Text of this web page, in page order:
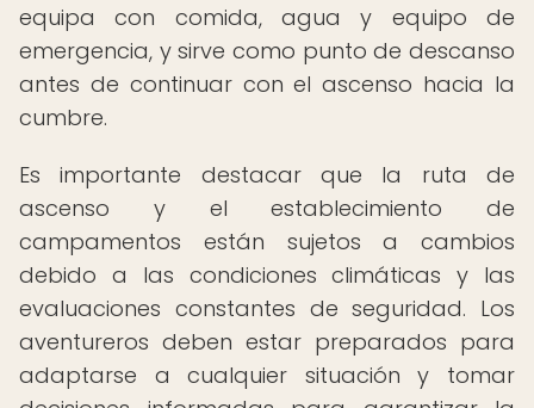
equipa con comida, agua y equipo de
emergencia, y sirve como punto de descanso
antes de continuar con el ascenso hacia la
cumbre.
Es importante destacar que la ruta de
ascenso y el establecimiento de
campamentos están sujetos a cambios
debido a las condiciones climáticas y las
evaluaciones constantes de seguridad. Los
aventureros deben estar preparados para
adaptarse a cualquier situación y tomar